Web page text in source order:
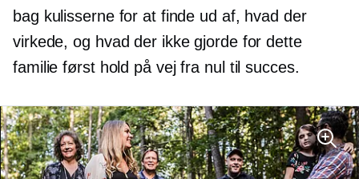
bag kulisserne for at finde ud af, hvad der
virkede, og hvad der ikke gjorde for dette
familie førsthold på vej fra nul til succes.